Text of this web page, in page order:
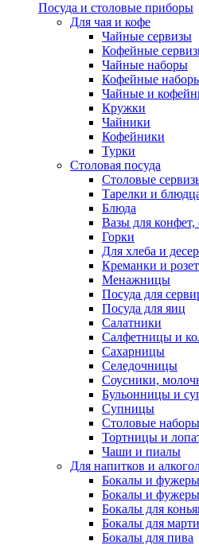
Посуда и столовые приборы
Для чая и кофе
Чайные сервизы
Кофейные
Чайные наборы
Кофейные
Чайные и
Кружки
Чайники
Кофейники
Турки
Столовая посуда
Столовые
Тарелки и
Блюда
Вазы для конфет,
Горки
Для хлеба и
Креманки и
Менажницы
Посуда для
Посуда для яиц
Салатники
Салфетницы и
Сахарницы
Селедочницы
Соусники,
Бульонницы и
Супницы
Столовые наборы
Тортницы и
Чаши и пиалы
Для напитков и
Бокалы и
Бокалы и
Бокалы для
Бокалы для
Бокалы для пива